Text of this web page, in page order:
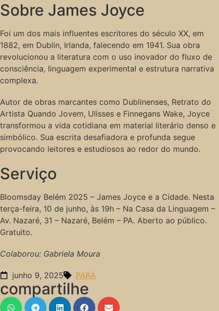
Sobre James Joyce
Foi um dos mais influentes escritores do século XX, em
1882, em Dublin, Irlanda, falecendo em 1941. Sua obra
revolucionou a literatura com o uso inovador do fluxo de
consciência, linguagem experimental e estrutura narrativa
complexa.
Autor de obras marcantes como Dublinenses, Retrato do
Artista Quando Jovem, Ulisses e Finnegans Wake, Joyce
transformou a vida cotidiana em material literário denso e
simbólico. Sua escrita desafiadora e profunda segue
provocando leitores e estudiosos ao redor do mundo.
Serviço
Bloomsday Belém 2025 – James Joyce e a Cidade. Nesta
terça-feira, 10 de junho, às 19h – Na Casa da Linguagem –
Av. Nazaré, 31 – Nazaré, Belém – PA. Aberto ao público.
Gratuito.
Colaborou: Gabriela Moura
junho 9, 2025 PARÁ
compartilhe